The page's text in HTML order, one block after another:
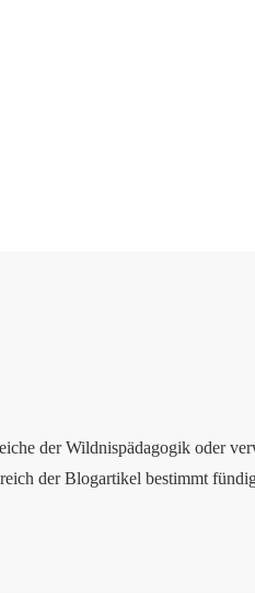
der Wildnispädagogik oder
der Blogartikel bestimmt